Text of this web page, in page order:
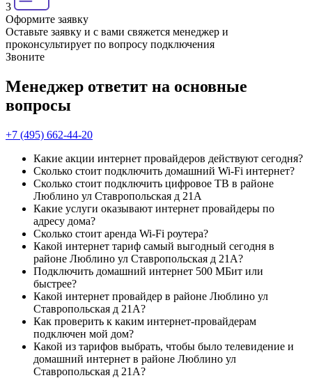
3
Оформите заявку
Оставьте заявку и с вами свяжется менеджер и
проконсультирует по вопросу подключения
Звоните
Менеджер ответит на основные
вопросы
+7 (495) 662-44-20
Какие акции интернет провайдеров действуют сегодня?
Сколько стоит подключить домашний Wi-Fi интернет?
Сколько стоит подключить цифровое ТВ в районе
Люблино ул Ставропольская д 21А
Какие услуги оказывают интернет провайдеры по
адресу дома?
Сколько стоит аренда Wi-Fi роутера?
Какой интернет тариф самый выгодный сегодня в
районе Люблино ул Ставропольская д 21А?
Подключить домашний интернет 500 МБит или
быстрее?
Какой интернет провайдер в районе Люблино ул
Ставропольская д 21А?
Как проверить к каким интернет-провайдерам
подключен мой дом?
Какой из тарифов выбрать, чтобы было телевидение и
домашний интернет в районе Люблино ул
Ставропольская д 21А?